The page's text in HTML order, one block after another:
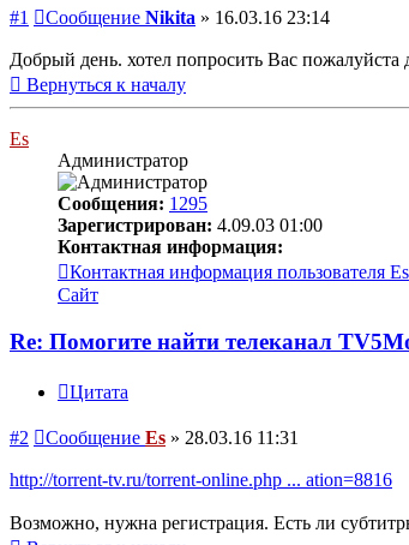
#1 Сообщение Nikita » 16.03.16 23:14
Добрый день. хотел попросить Вас пожалуйста
Вернуться к началу
Es
Администратор
Сообщения: 1295
Зарегистрирован: 4.09.03 01:00
Контактная информация:
Контактная информация пользователя Es
Сайт
Re: Помогите найти телеканал
Цитата
#2 Сообщение Es » 28.03.16 11:31
http://torrent-tv.ru/torrent-online.php ... ation=8816
Возможно, нужна регистрация. Есть ли